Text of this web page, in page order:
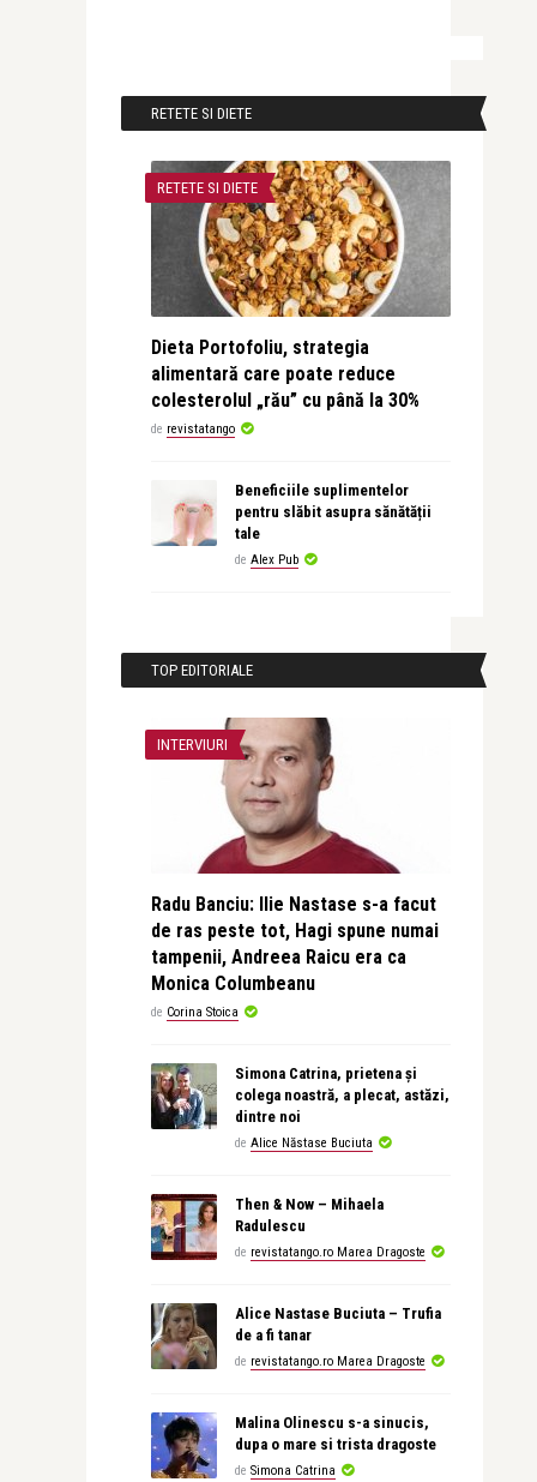
RETETE SI DIETE
RETETE SI DIETE
Dieta Portofoliu, strategia
alimentară care poate reduce
colesterolul „rău” cu până la 30%
de revistatango
Beneficiile suplimentelor
pentru slăbit asupra sănătății
tale
de Alex Pub
TOP EDITORIALE
INTERVIURI
Radu Banciu: Ilie Nastase s-a facut
de ras peste tot, Hagi spune numai
tampenii, Andreea Raicu era ca
Monica Columbeanu
de Corina Stoica
Simona Catrina, prietena și
colega noastră, a plecat, astăzi,
dintre noi
de Alice Năstase Buciuta
Then & Now – Mihaela
Radulescu
de revistatango.ro Marea Dragoste
Alice Nastase Buciuta – Trufia
de a fi tanar
de revistatango.ro Marea Dragoste
Malina Olinescu s-a sinucis,
dupa o mare si trista dragoste
de Simona Catrina